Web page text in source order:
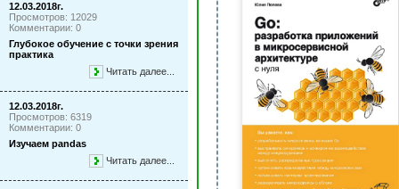
12.03.2018г.
Просмотров: 12029
Комментарии: 0
Глубокое обучение с точки зрения
практика
Читать далее...
12.03.2018г.
Просмотров: 6319
Комментарии: 0
Изучаем pandas
Читать далее...